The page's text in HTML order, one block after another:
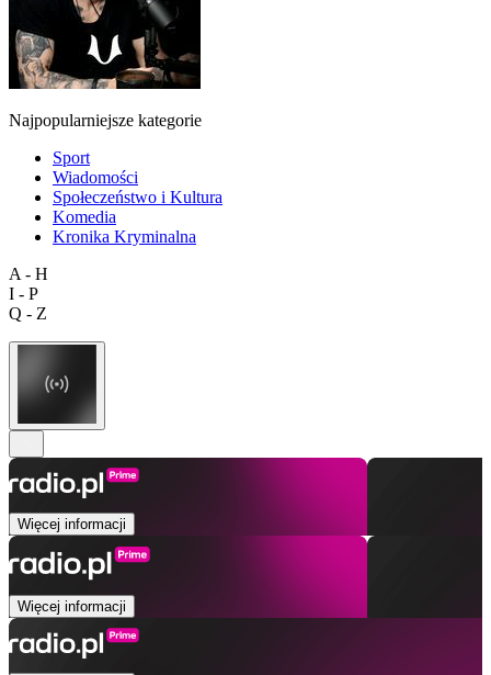
Najpopularniejsze kategorie
Sport
Wiadomości
Społeczeństwo i Kultura
Komedia
Kronika Kryminalna
A - H
I - P
Q - Z
Więcej informacji
Więcej informacji